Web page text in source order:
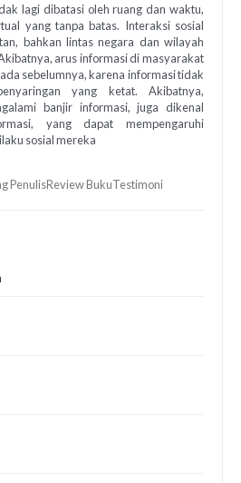
lagi dibatasi oleh ruang dan waktu,
yang tanpa batas. Interaksi sosial
bahkan lintas negara dan wilayah
arus informasi di masyarakat
sebelumnya, karena informasi tidak
yang ketat. Akibatnya,
banjir informasi, juga dikenal
yang dapat mempengaruhi
sosial mereka
PenulisReview BukuTestimoni